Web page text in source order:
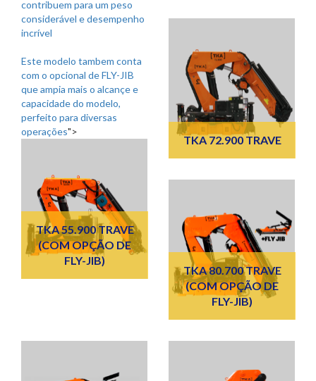
contribuem para um peso
considerável e desempenho
incrível
Este modelo tambem conta
com o opcional de FLY-JIB
que ampia mais o alcançe e
capacidade do modelo,
perfeito para diversas
operações">
TKA 55.900 TRAVE
(COM OPÇÃO DE
FLY-JIB)
TKA 72.900 TRAVE
TKA 80.700 TRAVE
(COM OPÇÃO DE
FLY-JIB)